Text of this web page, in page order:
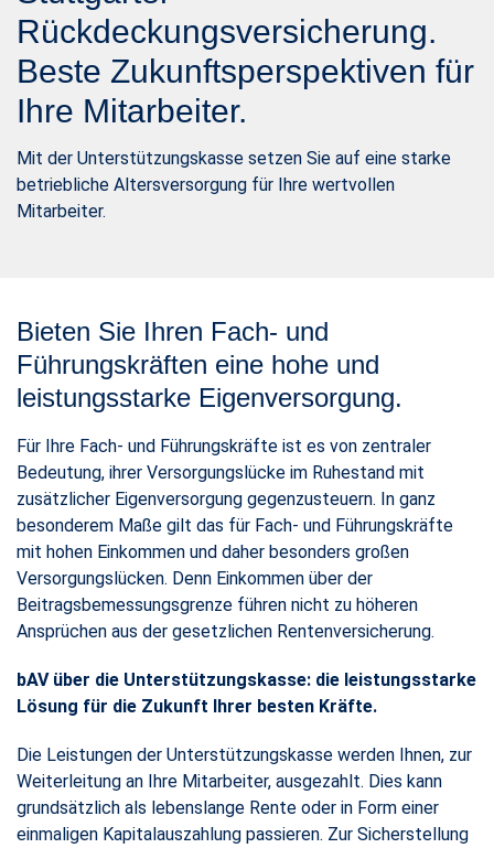
Rückdeckungsversicherung.
Beste Zukunftsperspektiven für
Ihre Mitarbeiter.
Mit der Unterstützungskasse setzen Sie auf eine starke
betriebliche Altersversorgung für Ihre wertvollen
Mitarbeiter.
Bieten Sie Ihren Fach- und
Führungskräften eine hohe und
leistungsstarke Eigenversorgung.
Für Ihre Fach- und Führungskräfte ist es von zentraler
Bedeutung, ihrer Versorgungslücke im Ruhestand mit
zusätzlicher Eigenversorgung gegenzusteuern. In ganz
besonderem Maße gilt das für Fach- und Führungskräfte
mit hohen Einkommen und daher besonders großen
Versorgungslücken. Denn Einkommen über der
Beitragsbemessungsgrenze führen nicht zu höheren
Ansprüchen aus der gesetzlichen Rentenversicherung.
bAV über die Unterstützungskasse: die leistungsstarke
Lösung für die Zukunft Ihrer besten Kräfte.
Die Leistungen der Unterstützungskasse werden Ihnen, zur
Weiterleitung an Ihre Mitarbeiter, ausgezahlt. Dies kann
grundsätzlich als lebenslange Rente oder in Form einer
einmaligen Kapitalauszahlung passieren. Zur Sicherstellung